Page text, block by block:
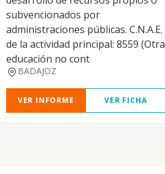
subvencionados por
administraciones públicas. C.N.A.E.
de la actividad principal: 8559 (Otra
educación no cont
BADAJOZ
VER INFORME VER FICHA